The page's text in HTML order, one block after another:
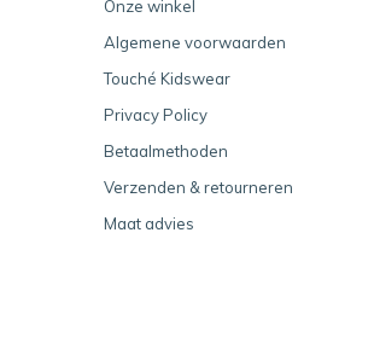
Onze winkel
Algemene voorwaarden
Touché Kidswear
Privacy Policy
Betaalmethoden
Verzenden & retourneren
Maat advies